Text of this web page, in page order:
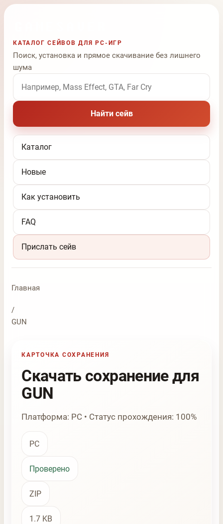
КАТАЛОГ СЕЙВОВ ДЛЯ PC-ИГР
Поиск, установка и прямое скачивание без лишнего
шума
Поиск по названию игры
Найти сейв
Каталог
Новые
Как установить
FAQ
Прислать сейв
Главная
/
GUN
КАРТОЧКА СОХРАНЕНИЯ
Скачать сохранение для
GUN
Платформа: PC • Статус прохождения: 100%
PC
Проверено
ZIP
1.7 KB